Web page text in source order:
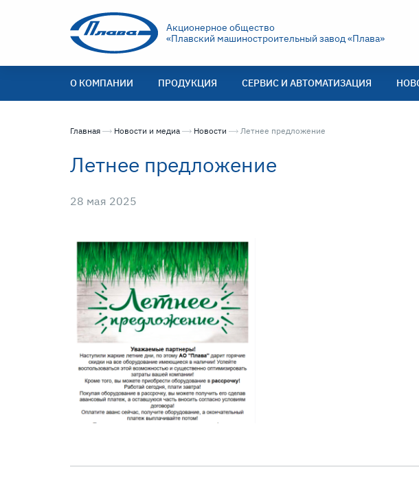
Акционерное общество
«Плавский машиностроительный завод «Плава»
О КОМПАНИИ ПРОДУКЦИЯ СЕРВИС И АВТОМАТИЗАЦИЯ
Главная Новости и медиа Новости Текущая страница:
Летнее предложение
Летнее предложение
28 мая 2025